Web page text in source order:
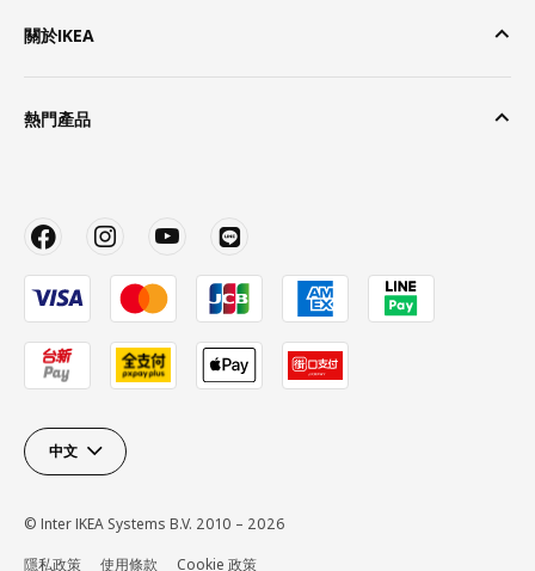
關於IKEA
熱門產品
中文
© Inter IKEA Systems B.V. 2010 – 2026
隱私政策
使用條款 Cookie 政策